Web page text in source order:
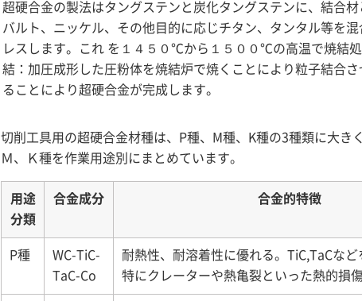
超硬合金の製法はタングステンと炭化タングステンに、結合
バルト、ニッケル、その他目的に応じチタン、タンタル等を
レスします。これ を１４５０℃から１５００℃の高温で焼結
結：加圧成形した圧粉体を焼結炉で焼くことにより粒子結合
ることにより超硬合金が完成します。
切削工具用の超硬合金材種は、P種、M種、K種の3種類に大き
Ｍ、Ｋ種を作業用途別にまとめています。
用途
分類
合金成分 合金的特徴
P種
WC-TiC-
TaC-Co
耐熱性、耐溶着性に優れる。TiC,TaCな
特にクレーターや熱亀裂といった熱的損